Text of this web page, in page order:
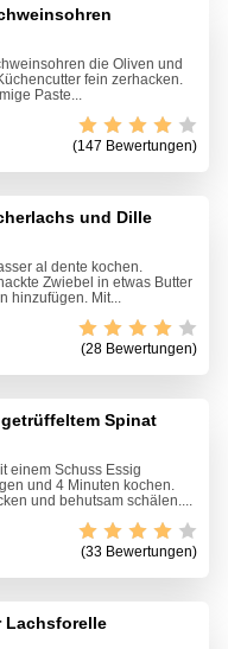
die Oliven und
fein zerhacken.
Paste...
(147 Bewertungen)
und Dille
al dente kochen.
Zwiebel in etwas Butter
hinzufügen. Mit...
(28 Bewertungen)
Spinat
einem Schuss Essig
und 4 Minuten kochen.
und behutsam schälen....
(33 Bewertungen)
Lachsforelle